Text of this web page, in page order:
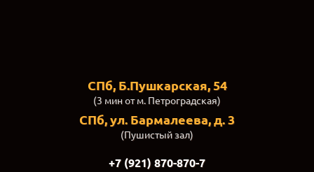
СПб, Б.Пушкарская, 54
(3 мин от м. Петроградская)
СПб, ул. Бармалеева, д. 3
(Пушистый зал)
+7 (921) 870-870-7